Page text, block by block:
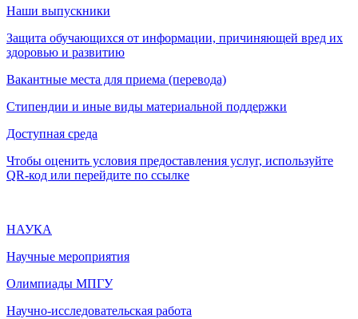
Наши выпускники
Защита обучающихся от информации, причиняющей вред их
здоровью и развитию
Вакантные места для приема (перевода)
Стипендии и иные виды материальной поддержки
Доступная среда
Чтобы оценить условия предоставления услуг, используйте
QR-код или перейдите по ссылке
НАУКА
Научные мероприятия
Олимпиады МПГУ
Научно-исследовательская работа